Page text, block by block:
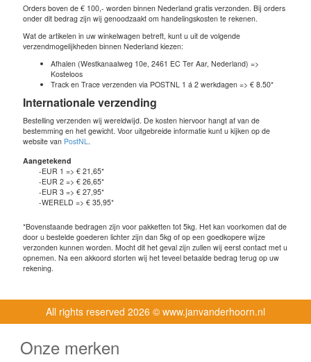
Orders boven de € 100,- worden binnen Nederland gratis verzonden. Bij orders
onder dit bedrag zijn wij genoodzaakt om handelingskosten te rekenen.
Wat de artikelen in uw winkelwagen betreft, kunt u uit de volgende
verzendmogelijkheden binnen Nederland kiezen:
Afhalen (Westkanaalweg 10e, 2461 EC Ter Aar, Nederland) =>
Kosteloos
Track en Trace verzenden via POSTNL 1 á 2 werkdagen => € 8.50*
Internationale verzending
Bestelling verzenden wij wereldwijd. De kosten hiervoor hangt af van de
bestemming en het gewicht. Voor uitgebreide informatie kunt u kijken op de
website van PostNL
Aangetekend
-EUR 1 => € 21,65*
-EUR 2 => € 26,65*
-EUR 3 => € 27,95*
-WERELD => € 35,95*
*Bovenstaande bedragen zijn voor pakketten tot 5kg. Het kan voorkomen dat de
door u bestelde goederen lichter zijn dan 5kg of op een goedkopere wijze
verzonden kunnen worden. Mocht dit het geval zijn zullen wij eerst contact met u
opnemen. Na een akkoord storten wij het teveel betaalde bedrag terug op uw
rekening.
All rights reserved 2026 © www.janvanderhoorn.nl
Onze merken